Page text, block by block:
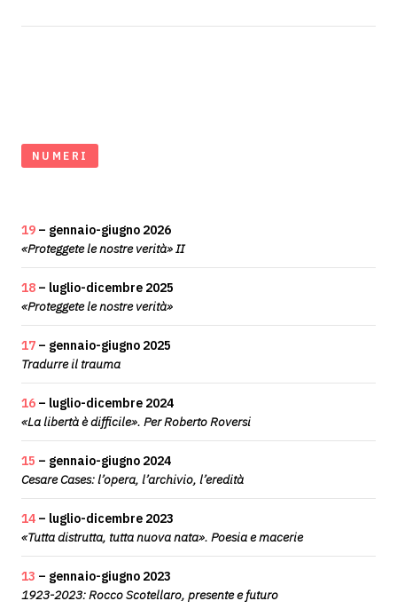
NUMERI
19 – gennaio-giugno 2026
«Proteggete le nostre verità» II
18 – luglio-dicembre 2025
«Proteggete le nostre verità»
17 – gennaio-giugno 2025
Tradurre il trauma
16 – luglio-dicembre 2024
«La libertà è difficile». Per Roberto Roversi
15 – gennaio-giugno 2024
Cesare Cases: l’opera, l’archivio, l’eredità
14 – luglio-dicembre 2023
«Tutta distrutta, tutta nuova nata». Poesia e macerie
13 – gennaio-giugno 2023
1923-2023: Rocco Scotellaro, presente e futuro